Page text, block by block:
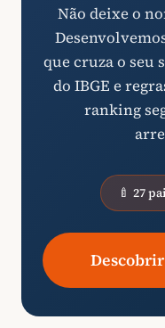
Não deixe o
que cruza o seu
do IBGE e
ranking
🍼 27